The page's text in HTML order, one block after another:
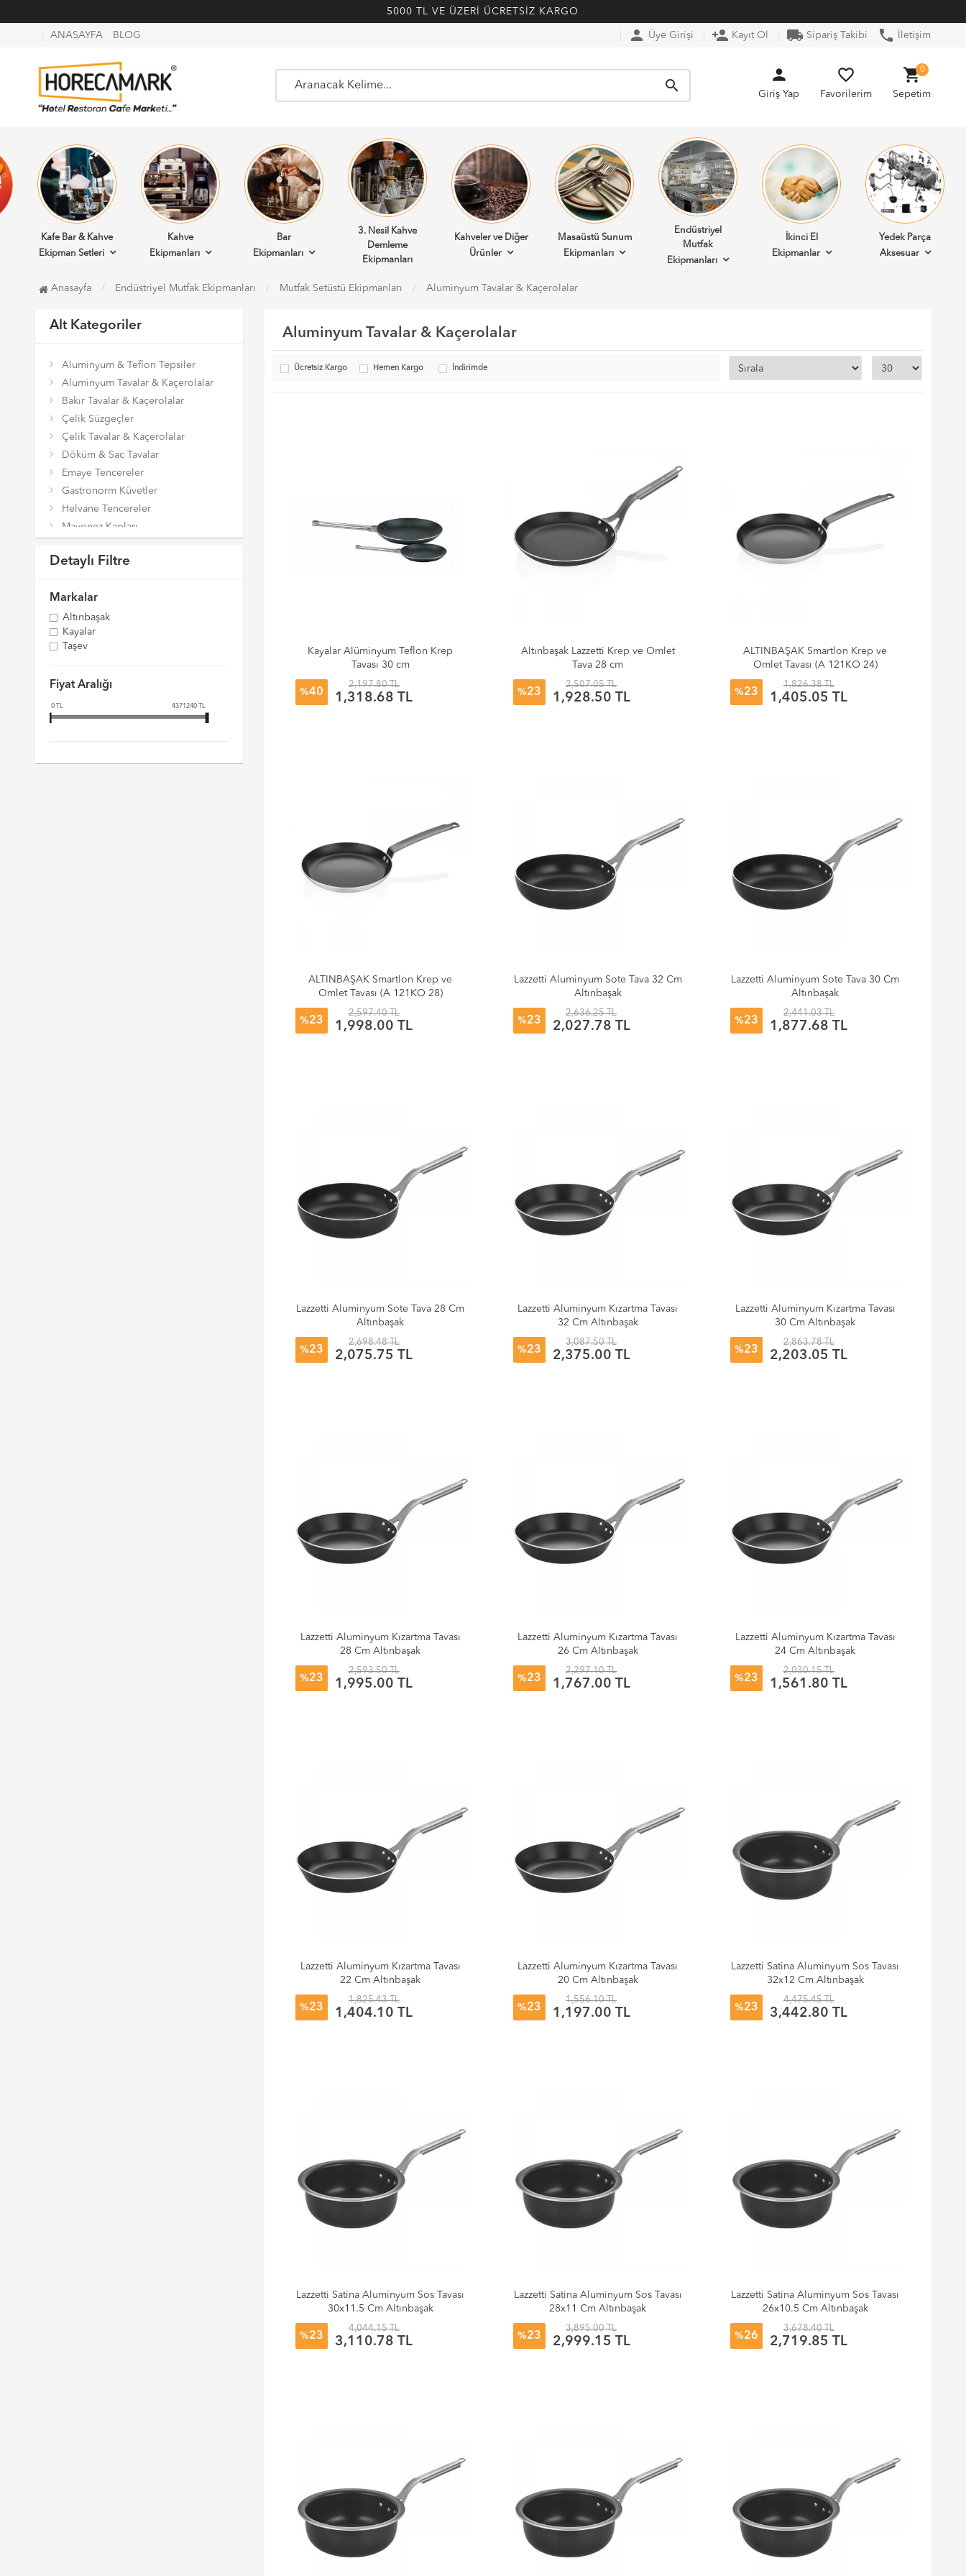
5000 TL VE ÜZERİ ÜCRETSİZ KARGO
ANASAYFA BLOG person Üye Girişi person_add Kayıt Ol local_shipping Sipariş Takibi phone İletişim
search
person
Giriş Yap
favorite_border
Favorilerim
shopping_cart
Sepetim
0
Kafe Bar & Kahve
Ekipman Setleri
Kahve
Ekipmanları
Bar
Ekipmanları
3. Nesil Kahve
Demleme
Ekipmanları
Kahveler ve Diğer
Ürünler
Masaüstü Sunum
Ekipmanları
Endüstriyel
Mutfak
Ekipmanları
İkinci El
Ekipmanlar
Yedek Parça
Aksesuar
Anasayfa Endüstriyel Mutfak Ekipmanları Mutfak Setüstü Ekipmanları Aluminyum Tavalar & Kaçerolalar
Alt Kategoriler
Aluminyum & Teflon Tepsiler
Aluminyum Tavalar & Kaçerolalar
Bakır Tavalar & Kaçerolalar
Çelik Süzgeçler
Çelik Tavalar & Kaçerolalar
Döküm & Sac Tavalar
Emaye Tencereler
Gastronorm Küvetler
Helvane Tencereler
Mayonez Kapları
Mutfak El Aletleri
PC Gastronorm Küvetler
Pilav ve Karnıyarık Tenceleri
Self Servis Ekipmanları
Silindirik Tencereler
Detaylı Filtre
Markalar
Altınbaşak
Kayalar
Taşev
Fiyat Aralığı
0TL 4371240 TL
Aluminyum Tavalar & Kaçerolalar
Ücretsiz Kargo Hemen Kargo İndirimde
Kayalar Alüminyum Teflon Krep
Tavası 30 cm
%40
2,197.80 TL
1,318.68 TL
Altınbaşak Lazzetti Krep ve Omlet
Tava 28 cm
%23
2,507.05 TL
1,928.50 TL
ALTINBAŞAK Smartlon Krep ve
Omlet Tavası (A 121KO 24)
%23
1,826.38 TL
1,405.05 TL
ALTINBAŞAK Smartlon Krep ve
Omlet Tavası (A 121KO 28)
%23
2,597.40 TL
1,998.00 TL
Lazzetti Aluminyum Sote Tava 32 Cm
Altınbaşak
%23
2,636.25 TL
2,027.78 TL
Lazzetti Aluminyum Sote Tava 30 Cm
Altınbaşak
%23
2,441.03 TL
1,877.68 TL
Lazzetti Aluminyum Sote Tava 28 Cm
Altınbaşak
%23
2,698.48 TL
2,075.75 TL
Lazzetti Aluminyum Kızartma Tavası
32 Cm Altınbaşak
%23
3,087.50 TL
2,375.00 TL
Lazzetti Aluminyum Kızartma Tavası
30 Cm Altınbaşak
%23
2,863.78 TL
2,203.05 TL
Lazzetti Aluminyum Kızartma Tavası
28 Cm Altınbaşak
%23
2,593.50 TL
1,995.00 TL
Lazzetti Aluminyum Kızartma Tavası
26 Cm Altınbaşak
%23
2,297.10 TL
1,767.00 TL
Lazzetti Aluminyum Kızartma Tavası
24 Cm Altınbaşak
%23
2,030.15 TL
1,561.80 TL
Lazzetti Aluminyum Kızartma Tavası
22 Cm Altınbaşak
%23
1,825.43 TL
1,404.10 TL
Lazzetti Aluminyum Kızartma Tavası
20 Cm Altınbaşak
%23
1,556.10 TL
1,197.00 TL
Lazzetti Satina Aluminyum Sos Tavası
32x12 Cm Altınbaşak
%23
4,475.45 TL
3,442.80 TL
Lazzetti Satina Aluminyum Sos Tavası
30x11.5 Cm Altınbaşak
%23
4,044.15 TL
3,110.78 TL
Lazzetti Satina Aluminyum Sos Tavası
28x11 Cm Altınbaşak
%23
3,895.00 TL
2,999.15 TL
Lazzetti Satina Aluminyum Sos Tavası
26x10.5 Cm Altınbaşak
%26
3,678.40 TL
2,719.85 TL